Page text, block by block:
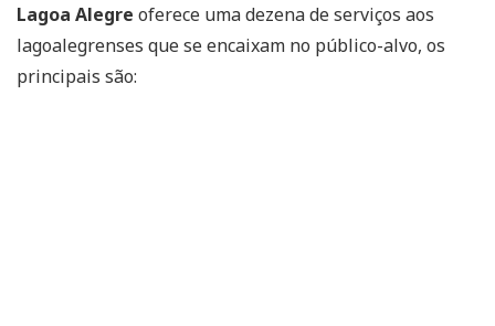
Lagoa Alegre oferece uma dezena de serviços aos
lagoalegrenses que se encaixam no público-alvo, os
principais são: